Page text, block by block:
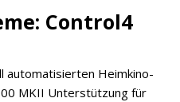
Control4
automatisierten Heimkino-
MKII Unterstützung für